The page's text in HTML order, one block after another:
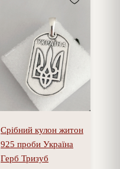
Срібний кулон житон
925 проби Україна
Герб Тризуб